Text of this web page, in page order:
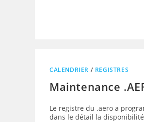
CALENDRIER / REGISTRES
Maintenance
Le registre du .aero a
dans le détail la